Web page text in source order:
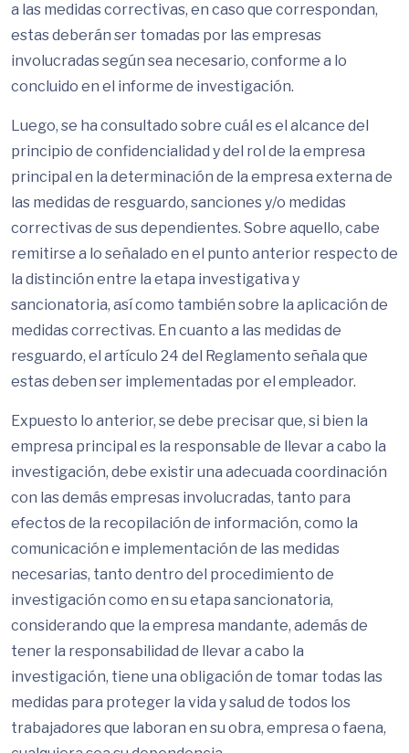
a las medidas correctivas, en caso que correspondan,
estas deberán ser tomadas por las empresas
involucradas según sea necesario, conforme a lo
concluido en el informe de investigación.
Luego, se ha consultado sobre cuál es el alcance del
principio de confidencialidad y del rol de la empresa
principal en la determinación de la empresa externa de
las medidas de resguardo, sanciones y/o medidas
correctivas de sus dependientes. Sobre aquello, cabe
remitirse a lo señalado en el punto anterior respecto de
la distinción entre la etapa investigativa y
sancionatoria, así como también sobre la aplicación de
medidas correctivas. En cuanto a las medidas de
resguardo, el artículo 24 del Reglamento señala que
estas deben ser implementadas por el empleador.
Expuesto lo anterior, se debe precisar que, si bien la
empresa principal es la responsable de llevar a cabo la
investigación, debe existir una adecuada coordinación
con las demás empresas involucradas, tanto para
efectos de la recopilación de información, como la
comunicación e implementación de las medidas
necesarias, tanto dentro del procedimiento de
investigación como en su etapa sancionatoria,
considerando que la empresa mandante, además de
tener la responsabilidad de llevar a cabo la
investigación, tiene una obligación de tomar todas las
medidas para proteger la vida y salud de todos los
trabajadores que laboran en su obra, empresa o faena,